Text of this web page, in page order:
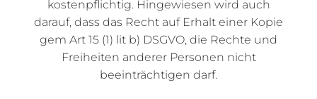
kostenpflichtig. Hingewiesen wird auch
darauf, dass das Recht auf Erhalt einer Kopie
gem Art 15 (1) lit b) DSGVO, die Rechte und
Freiheiten anderer Personen nicht
beeinträchtigen darf.